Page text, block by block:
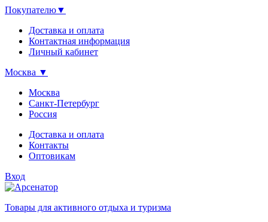
Покупателю▼
Доставка и оплата
Контактная информация
Личный кабинет
Москва ▼
Москва
Санкт-Петербург
Россия
Доставка и оплата
Контакты
Оптовикам
Вход
Товары для активного отдыха и туризма